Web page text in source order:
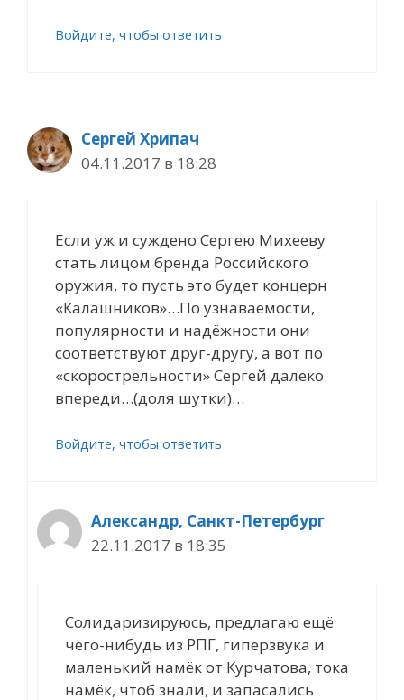
Войдите, чтобы ответить
Сергей Хрипач
04.11.2017 в 18:28
Если уж и суждено Сергею Михееву
стать лицом бренда Российского
оружия, то пусть это будет концерн
«Калашников»…По узнаваемости,
популярности и надёжности они
соответствуют друг-другу, а вот по
«скорострельности» Сергей далеко
впереди…(доля шутки)…
Войдите, чтобы ответить
Александр, Санкт-Петербург
22.11.2017 в 18:35
Солидаризируюсь, предлагаю ещё
чего-нибудь из РПГ, гиперзвука и
маленький намёк от Курчатова, тока
намёк, чтоб знали, и запасались